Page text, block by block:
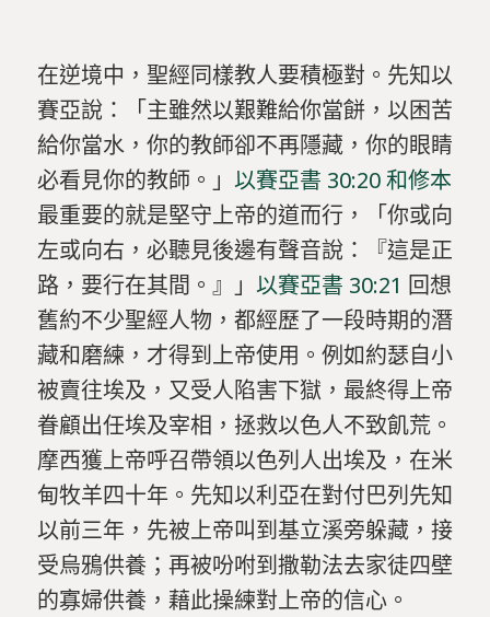
在逆境中，聖經同樣教人要積極對。先知以
賽亞說：「主雖然以艱難給你當餅，以困苦
給你當水，你的教師卻不再隱藏，你的眼睛
必看見你的教師。」 以賽亞書 30:20 和修本
最重要的就是堅守上帝的道而行，「你或向
左或向右，必聽見後邊有聲音說：『這是正
路，要行在其間。』」 以賽亞書 30:21 回想
舊約不少聖經人物，都經歷了一段時期的潛
藏和磨練，才得到上帝使用。例如約瑟自小
被賣往埃及，又受人陷害下獄，最終得上帝
眷顧出任埃及宰相，拯救以色人不致飢荒。
摩西獲上帝呼召帶領以色列人出埃及，在米
甸牧羊四十年。先知以利亞在對付巴列先知
以前三年，先被上帝叫到基立溪旁躲藏，接
受烏鴉供養；再被吩咐到撒勒法去家徒四壁
的寡婦供養，藉此操練對上帝的信心。